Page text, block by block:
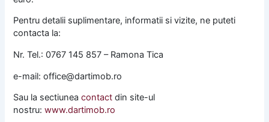
Pentru detalii suplimentare, informatii si vizite, ne puteti
contacta la:
Nr. Tel.: 0767 145 857 – Ramona Tica
e-mail: office@dartimob.ro
Sau la sectiuneacontact din site-ul
nostru:www.dartimob.ro